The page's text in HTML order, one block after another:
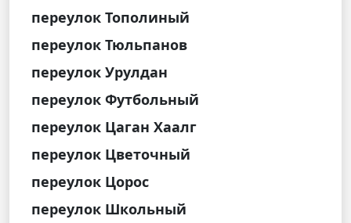
переулок Тополиный
переулок Тюльпанов
переулок Урулдан
переулок Футбольный
переулок Цаган Хаалг
переулок Цветочный
переулок Цорос
переулок Школьный